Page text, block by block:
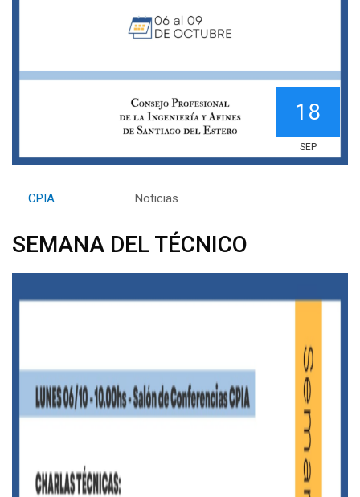
18
SEP
CPIA Noticias
SEMANA DEL TÉCNICO